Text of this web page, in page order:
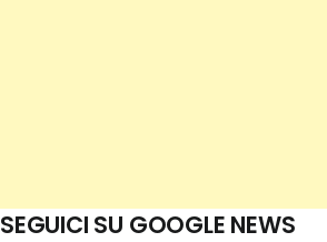
SEGUICI SU GOOGLE NEWS